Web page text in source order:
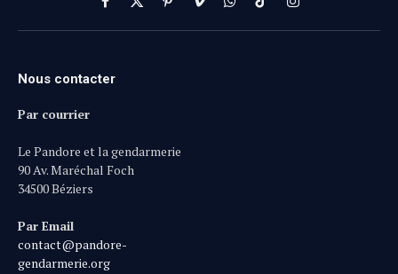
Facebook
X
(Twitter)
PinterestVimeoWhatsApp
TikTokInstagram
Nous contacter
Par courrier
Le Pandore et la gendarmerie
90 Av. Maréchal Foch
34500 Béziers
Par Email
contact@pandore-
gendarmerie.org